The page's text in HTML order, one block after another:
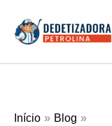
para
conteúdo
Início
Blog